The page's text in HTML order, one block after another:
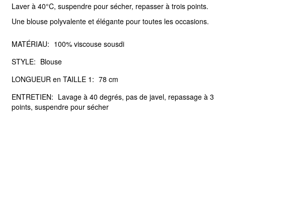
Laver à 40°C, suspendre pour sécher, repasser à trois points.
Une blouse polyvalente et élégante pour toutes les occasions.
MATÉRIAU: 100% viscouse sousdi
STYLE: Blouse
LONGUEUR en TAILLE 1: 78 cm
ENTRETIEN: Lavage à 40 degrés, pas de javel, repassage à 3
points, suspendre pour sécher